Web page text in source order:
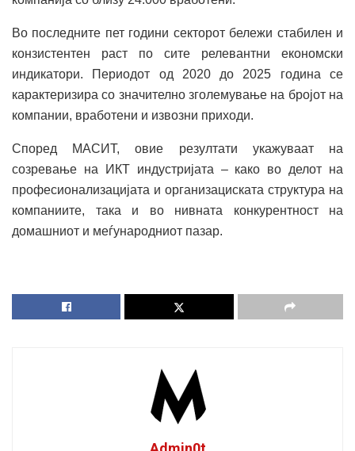
Во последните пет години секторот бележи стабилен и
конзистентен раст по сите релевантни економски
индикатори. Периодот од 2020 до 2025 година се
карактеризира со значително зголемување на бројот на
компании, вработени и извозни приходи.
Според МАСИТ, овие резултати укажуваат на
созревање на ИКТ индустријата – како во делот на
професионализацијата и организациската структура на
компаниите, така и во нивната конкурентност на
домашниот и меѓународниот пазар.